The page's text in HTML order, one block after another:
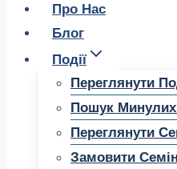
Про Нас
Блог
Події
Переглянути
Пошук Минулих
Переглянути
Замовити